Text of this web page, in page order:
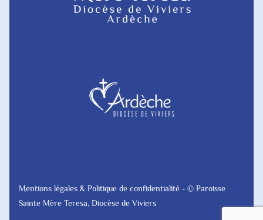
Mentions légales & Politique de confidentialité - © Paroisse
Sainte Mère Teresa, Diocèse de Viviers